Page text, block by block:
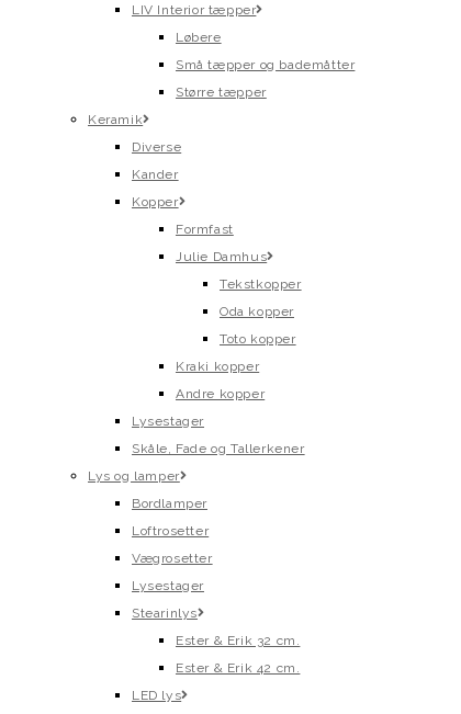
LIV Interior tæpper
Løbere
Små tæpper og bademåtter
Større tæpper
Keramik
Diverse
Kander
Kopper
Formfast
Julie Damhus
Tekstkopper
Oda kopper
Toto kopper
Kraki kopper
Andre kopper
Lysestager
Skåle, Fade og Tallerkener
Lys og lamper
Bordlamper
Loftrosetter
Vægrosetter
Lysestager
Stearinlys
Ester & Erik 32 cm.
Ester & Erik 42 cm.
LED lys